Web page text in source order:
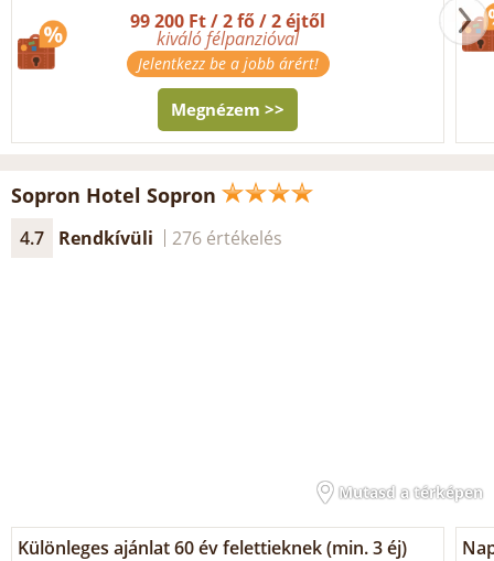
99 200 Ft / 2 fő / 2 éjtől
kiváló félpanzióval
Jelentkezz be a jobb árért!
Megnézem >>
Sopron Hotel Sopron
4.7 Rendkívüli 276 értékelés
Mutasd a térképen
Különleges ajánlat 60 év felettieknek (min. 3 éj)